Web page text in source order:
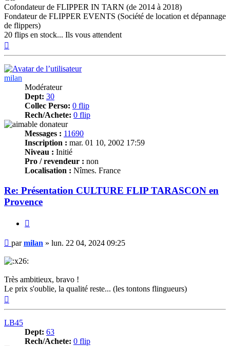
Cofondateur de FLIPPER IN TARN (de 2014 à 2018)
Fondateur de FLIPPER EVENTS (Société de location et dépannage
de flippers)
20 flips en stock... Ils vous attendent
milan
Modérateur
Dept: 30
Collec Perso: 0 flip
Rech/Achete: 0 flip
Messages : 11690
Inscription : mar. 01 10, 2002 17:59
Niveau : Initié
Pro / revendeur : non
Localisation : Nîmes. France
Re: Présentation CULTURE FLIP TARASCON en
Provence
Message
parmilan » lun. 22 04, 2024 09:25
Très ambitieux, bravo !
Le prix s'oublie, la qualité reste... (les tontons flingueurs)
LB45
Dept: 63
Rech/Achete: 0 flip